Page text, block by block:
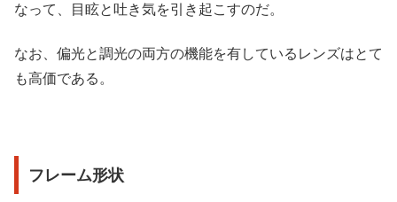
なって、目眩と吐き気を引き起こすのだ。
なお、偏光と調光の両方の機能を有しているレンズはとて
も高価である。
フレーム形状